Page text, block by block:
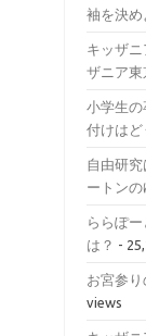
袖を決
キッザ
ザニア東
小学生
付けはど
自由研
ートンの
ららぽ
は？ -
お宮参
views